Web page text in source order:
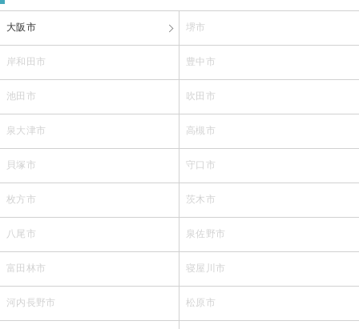
大阪市 堺市
岸和田市 豊中市
池田市 吹田市
泉大津市 高槻市
貝塚市 守口市
枚方市 茨木市
八尾市 泉佐野市
富田林市 寝屋川市
河内長野市 松原市